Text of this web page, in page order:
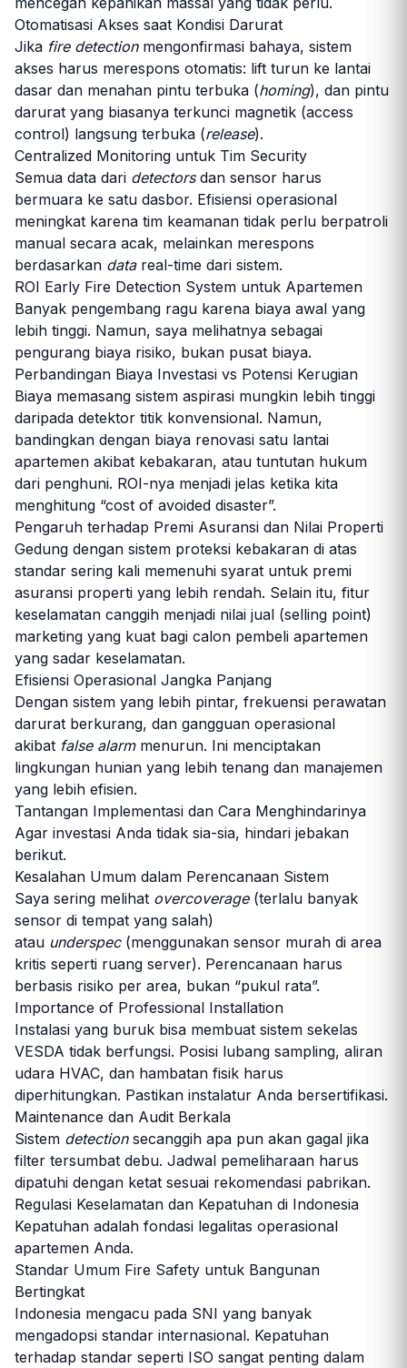
Otomatisasi Akses saat Kondisi Darurat
Jika fire detectionmengonfirmasi bahaya, sistem
akses harus merespons otomatis: lift turun ke lantai
dasar dan menahan pintu terbuka (homing), dan pintu
darurat yang biasanya terkunci magnetik (access
control) langsung terbuka (release).
Centralized Monitoring untuk Tim Security
Semua data dari detectorsdan sensor harus
bermuara ke satu dasbor. Efisiensi operasional
meningkat karena tim keamanan tidak perlu berpatroli
manual secara acak, melainkan merespons
berdasarkan datareal-time dari sistem.
ROI Early Fire Detection System untuk Apartemen
Banyak pengembang ragu karena biaya awal yang
lebih tinggi. Namun, saya melihatnya sebagai
pengurang biaya risiko, bukan pusat biaya.
Perbandingan Biaya Investasi vs Potensi Kerugian
Biaya memasang sistem aspirasi mungkin lebih tinggi
daripada detektor titik konvensional. Namun,
bandingkan dengan biaya renovasi satu lantai
apartemen akibat kebakaran, atau tuntutan hukum
dari penghuni. ROI-nya menjadi jelas ketika kita
menghitung “cost of avoided disaster”.
Pengaruh terhadap Premi Asuransi dan Nilai Properti
Gedung dengan sistem proteksi kebakaran di atas
standar sering kali memenuhi syarat untuk premi
asuransi properti yang lebih rendah. Selain itu, fitur
keselamatan canggih menjadi nilai jual (selling point)
marketing yang kuat bagi calon pembeli apartemen
yang sadar keselamatan.
Efisiensi Operasional Jangka Panjang
Dengan sistem yang lebih pintar, frekuensi perawatan
darurat berkurang, dan gangguan operasional
akibat false alarmmenurun. Ini menciptakan
lingkungan hunian yang lebih tenang dan manajemen
yang lebih efisien.
Tantangan Implementasi dan Cara Menghindarinya
Agar investasi Anda tidak sia-sia, hindari jebakan
berikut.
Kesalahan Umum dalam Perencanaan Sistem
Saya sering melihat overcoverage(terlalu banyak
sensor di tempat yang salah)
atau underspec(menggunakan sensor murah di area
kritis seperti ruang server). Perencanaan harus
berbasis risiko per area, bukan “pukul rata”.
Importance of Professional Installation
Instalasi yang buruk bisa membuat sistem sekelas
VESDA tidak berfungsi. Posisi lubang sampling, aliran
udara HVAC, dan hambatan fisik harus
diperhitungkan. Pastikan instalatur Anda bersertifikasi.
Maintenance dan Audit Berkala
Sistem detectionsecanggih apa pun akan gagal jika
filter tersumbat debu. Jadwal pemeliharaan harus
dipatuhi dengan ketat sesuai rekomendasi pabrikan.
Regulasi Keselamatan dan Kepatuhan di Indonesia
Kepatuhan adalah fondasi legalitas operasional
apartemen Anda.
Standar Umum Fire Safety untuk Bangunan
Bertingkat
Indonesia mengacu pada SNI yang banyak
mengadopsi standar internasional. Kepatuhan
terhadap standar seperti ISO sangat penting dalam